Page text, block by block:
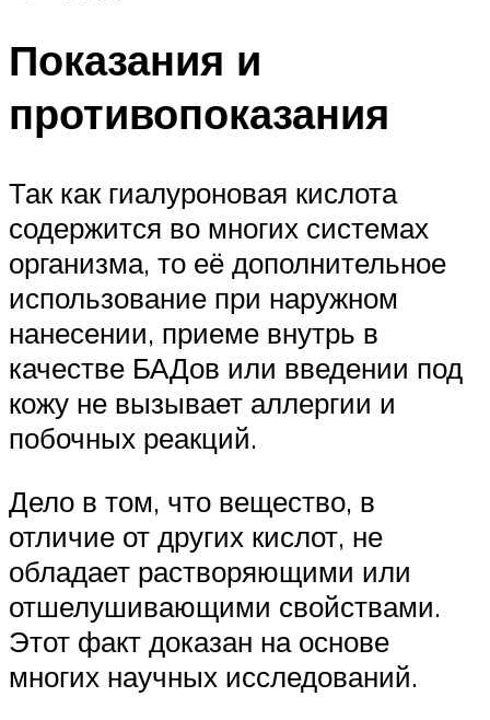
Показания и
противопоказания
Так как гиалуроновая кислота
содержится во многих системах
организма, то её дополнительное
использование при наружном
нанесении, приеме внутрь в
качестве БАДов или введении под
кожу не вызывает аллергии и
побочных реакций.
Дело в том, что вещество, в
отличие от других кислот, не
обладает растворяющими или
отшелушивающими свойствами.
Этот факт доказан на основе
многих научных исследований.